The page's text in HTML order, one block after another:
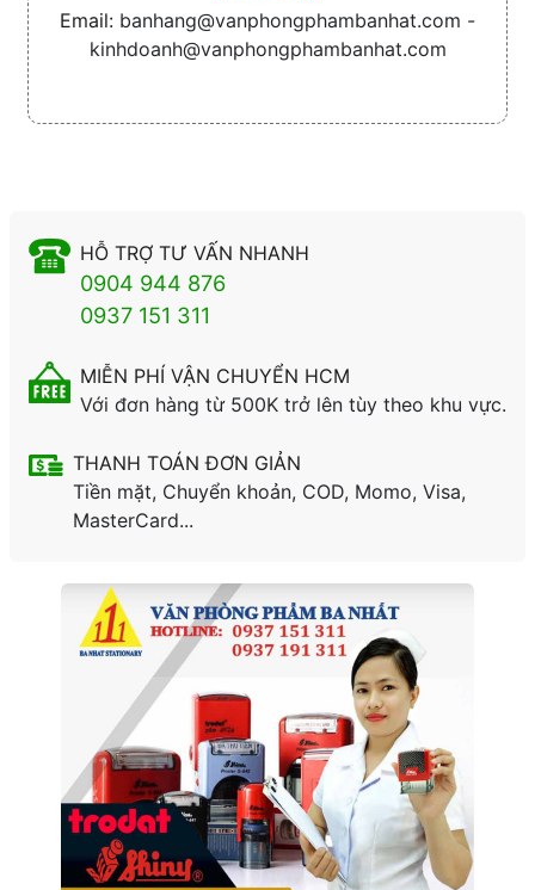
Email: banhang@vanphongphambanhat.com -
kinhdoanh@vanphongphambanhat.com
HỖ TRỢ TƯ VẤN NHANH
0904 944 876
0937 151 311
MIỄN PHÍ VẬN CHUYỂN HCM
Với đơn hàng từ 500K trở lên tùy theo khu vực.
THANH TOÁN ĐƠN GIẢN
Tiền mặt, Chuyển khoản, COD, Momo, Visa,
MasterCard...